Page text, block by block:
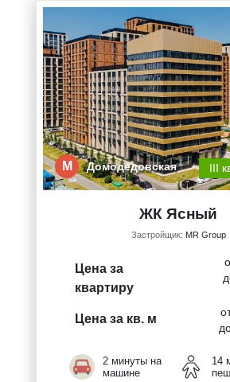
М Домодедовская III
ЖК Ясный
Застройщик: MR Group
Цена за
квартиру
Цена за кв. м
2 минуты на
машине
14